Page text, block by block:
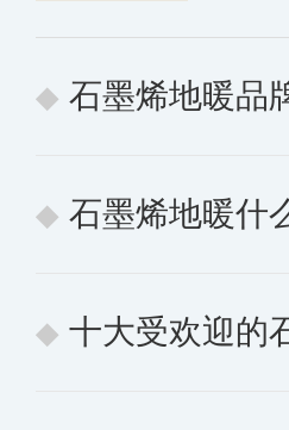
石墨烯地暖品
石墨烯地暖什么品
十大受欢迎的石